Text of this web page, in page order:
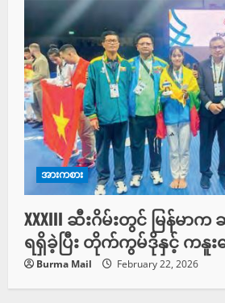
အားကစား
XXXIII ဆီးဂိမ်းတွင် မြန်မာ
ရရှိခဲ့ပြီး တိုက်ကွမ်ဒိုနှင့် ကနူး
Burma Mail February 22, 2026